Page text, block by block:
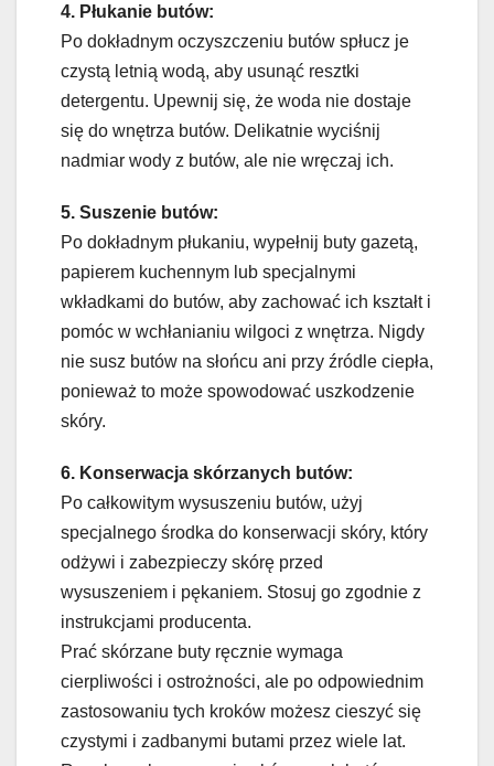
4. Płukanie butów:
Po dokładnym oczyszczeniu butów spłucz je
czystą letnią wodą, aby usunąć resztki
detergentu. Upewnij się, że woda nie dostaje
się do wnętrza butów. Delikatnie wyciśnij
nadmiar wody z butów, ale nie wręczaj ich.
5. Suszenie butów:
Po dokładnym płukaniu, wypełnij buty gazetą,
papierem kuchennym lub specjalnymi
wkładkami do butów, aby zachować ich kształt i
pomóc w wchłanianiu wilgoci z wnętrza. Nigdy
nie susz butów na słońcu ani przy źródle ciepła,
ponieważ to może spowodować uszkodzenie
skóry.
6. Konserwacja skórzanych butów:
Po całkowitym wysuszeniu butów, użyj
specjalnego środka do konserwacji skóry, który
odżywi i zabezpieczy skórę przed
wysuszeniem i pękaniem. Stosuj go zgodnie z
instrukcjami producenta.
Prać skórzane buty ręcznie wymaga
cierpliwości i ostrożności, ale po odpowiednim
zastosowaniu tych kroków możesz cieszyć się
czystymi i zadbanymi butami przez wiele lat.